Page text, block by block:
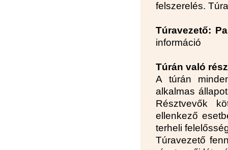
felszerelés.
Túravezető:
információ
Túrán való
A túrán
alkalmas
Résztvevők
ellenkező
terheli
Túravezető